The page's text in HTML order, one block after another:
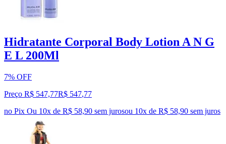
Hidratante Corporal Body Lotion A N G
E L 200Ml
7% OFF
Preço R$ 547,77R$ 547,77
no Pix Ou 10x de R$ 58,90 sem jurosou 10x de R$ 58,90 sem juros